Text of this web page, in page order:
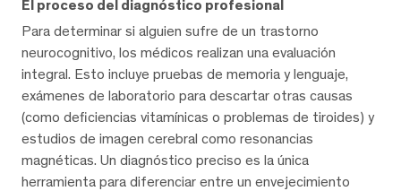
El proceso del diagnóstico profesional
Para determinar si alguien sufre de un trastorno
neurocognitivo, los médicos realizan una evaluación
integral. Esto incluye pruebas de memoria y lenguaje,
exámenes de laboratorio para descartar otras causas
(como deficiencias vitamínicas o problemas de tiroides) y
estudios de imagen cerebral como resonancias
magnéticas. Un diagnóstico preciso es la única
herramienta para diferenciar entre un envejecimiento